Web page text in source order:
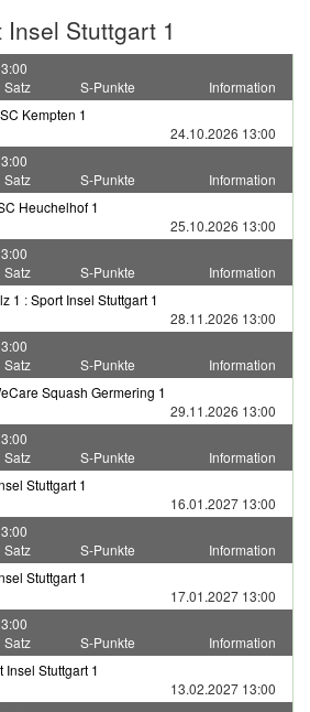
Stuttgart 1
Satz S-Punkte
Information
Kempten 1
24.10.2026 13:00
Satz S-Punkte
Information
Heuchelhof 1
25.10.2026 13:00
Satz S-Punkte
Information
1 :Sport Insel Stuttgart 1
28.11.2026 13:00
Satz S-Punkte
Information
Squash Germering 1
29.11.2026 13:00
Satz S-Punkte
Information
Stuttgart 1
16.01.2027 13:00
Satz S-Punkte
Information
Stuttgart 1
17.01.2027 13:00
Satz S-Punkte
Information
Insel Stuttgart 1
13.02.2027 13:00